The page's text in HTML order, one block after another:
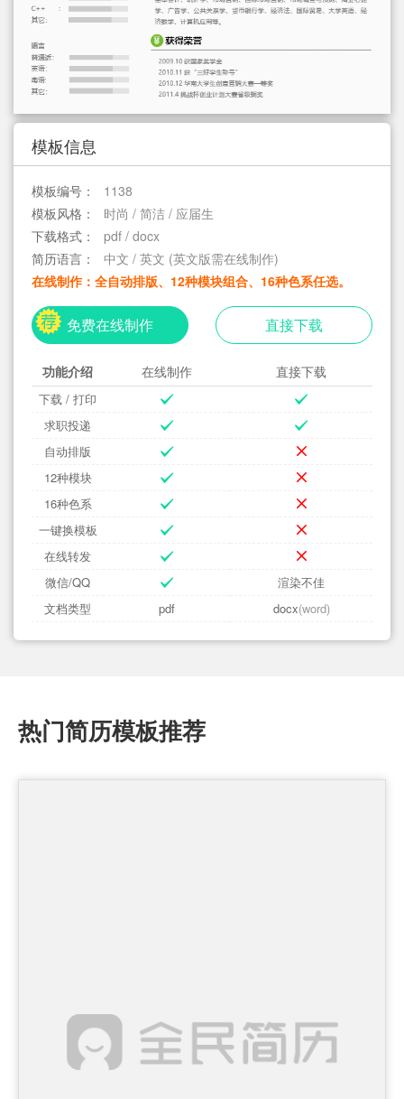
模板信息
模板编号：
1138
模板风格：
时尚 / 简洁 / 应届生
下载格式：
pdf / docx
简历语言：
中文 / 英文 (英文版需在线制作)
在线制作：全自动排版、12种模块组合、16种色系任选。
免费在线制作 直接下载
功能介绍 在线制作 直接下载
下载 / 打印
求职投递
自动排版
12种模块
16种色系
一键换模板
在线转发
微信/QQ
渲染不佳
文档类型
pdf docx(word)
热门简历模板推荐